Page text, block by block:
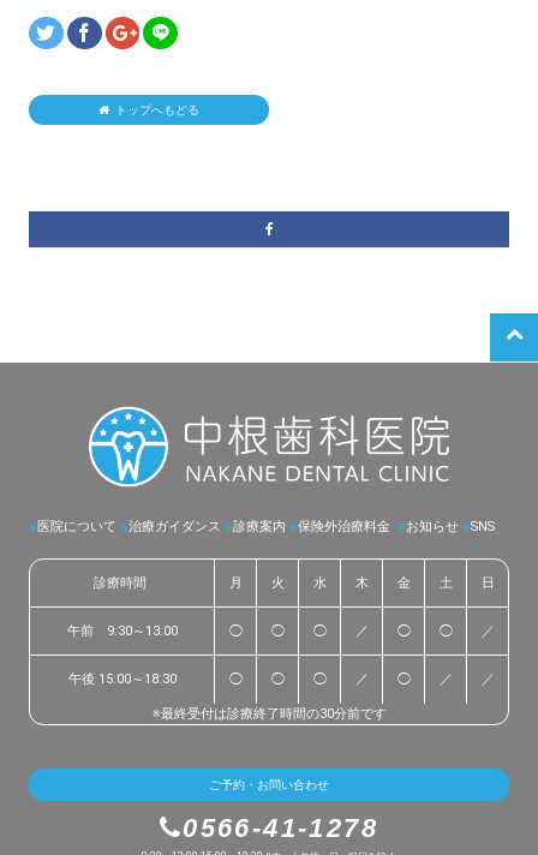
トップへもどる
● 医院について ●治療ガイダンス ●診療案内 ●保険外治療料金 ●お知らせ ●SNS
診療時間 月 火 水 木 金 土 日
午前 9:30～13:00 ◯ ◯ ◯ ／ ◯ ◯ ／
午後 15:00～18:30 ◯ ◯ ◯ ／ ◯ ／ ／
※最終受付は診療終了時間の30分前です
ご予約・お問い合わせ
0566-41-1278